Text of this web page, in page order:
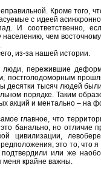
Кроме того,
с идеей
И соответственно,
чем
из-за нашей истории.
пережившие
постголодоморным
десятки тысяч людей
порядке. Таким
акций и ментально – на
главное, что
банально, но отличие
цивилизации,
это то, что
или же
меня крайне важны.